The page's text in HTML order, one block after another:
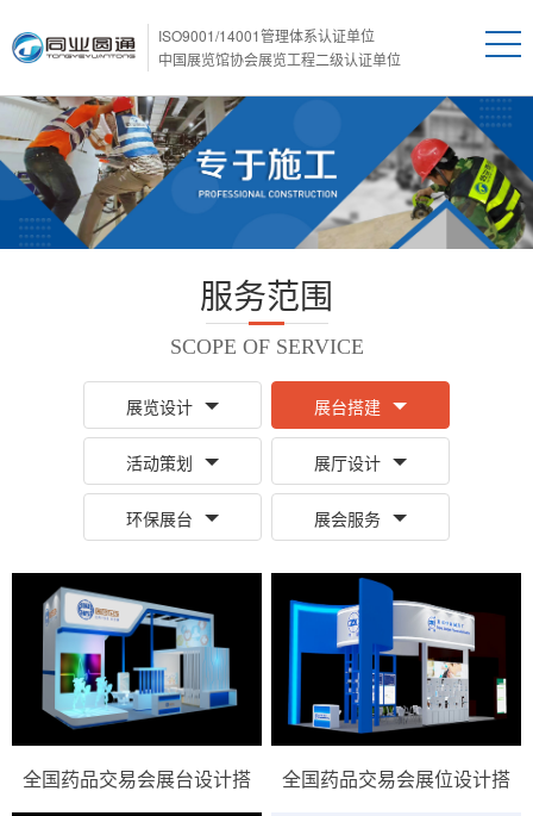
ISO9001/14001管理体系认证单位
中国展览馆协会展览工程二级认证单位
服务范围
SCOPE OF SERVICE
展览设计 展台搭建
活动策划 展厅设计
环保展台 展会服务
全国药品交易会展台设计搭 全国药品交易会展位设计搭